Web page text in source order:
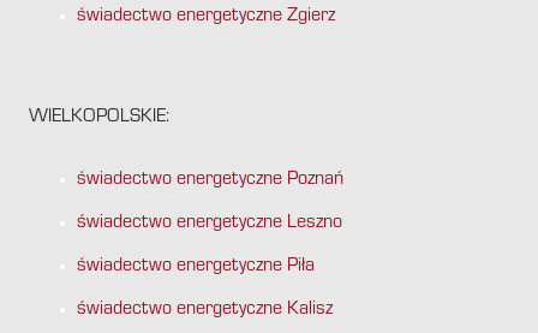
świadectwo energetyczne Zgierz
WIELKOPOLSKIE:
świadectwo energetyczne Poznań
świadectwo energetyczne Leszno
świadectwo energetyczne Piła
świadectwo energetyczne Kalisz